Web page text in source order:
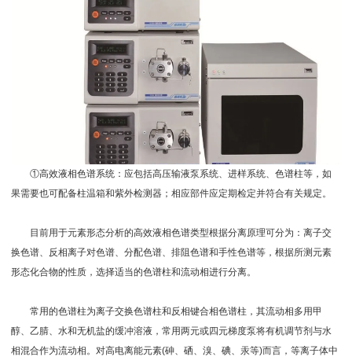
①高效液相色谱系统：应包括高压输液泵系统、进样系统、色谱柱等，如
果需要也可配备柱温箱和紫外检测器；相应部件应定期检定并符合有关规定。
目前用于元素形态分析的高效液相色谱类型根据分离原理可分为：离子交
换色谱、反相离子对色谱、分配色谱、排阻色谱和手性色谱等，根据所测元素
形态化合物的性质，选择适当的色谱柱和流动相进行分离。
常用的色谱柱为离子交换色谱柱和反相键合相色谱柱，其流动相多用甲
醇、乙腈、水和无机盐的缓冲溶液，常用两元或四元梯度泵将有机调节剂与水
相混合作为流动相。对高电离能元素(砷、硒、溴、碘、汞等)而言，等离子体中